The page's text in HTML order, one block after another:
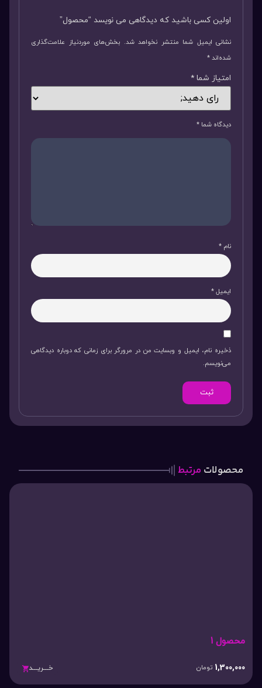
اولین کسی باشید که دیدگاهی می نویسد “محصول”
نشانی ایمیل شما منتشر نخواهد شد. بخش‌های موردنیاز علامت‌گذاری
شده‌اند*
امتیاز شما *
دیدگاه شما *
نام *
ایمیل*
ذخیره نام، ایمیل و وبسایت من در مرورگر برای زمانی که دوباره دیدگاهی
می‌نویسم.
محصولات مرتبط
محصول 1
1,300,000 تومان خـــریـــد